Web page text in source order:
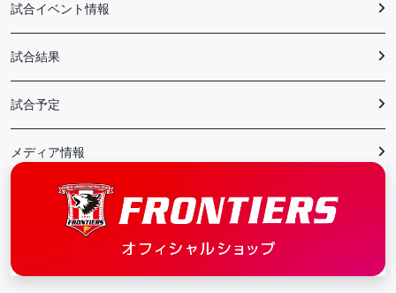
試合イベント情報
試合結果
試合予定
メディア情報